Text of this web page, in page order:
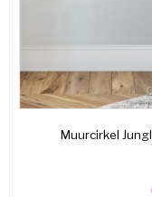
Muurcirkel